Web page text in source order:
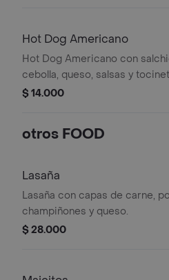
Hot Dog Americano
Hot Dog Americano con
cebolla, queso, salsas y
$ 14.000
otros FOOD
Lasaña
Lasaña con capas de carne,
champiñones y queso.
$ 28.000